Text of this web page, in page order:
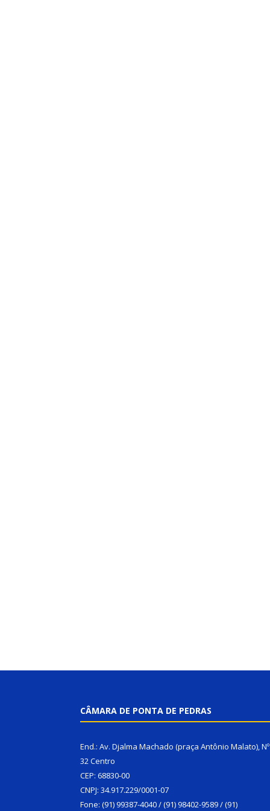
CÂMARA DE PONTA DE PEDRAS
End.: Av. Djalma Machado (praça Antônio Malato), Nº
32 Centro
CEP: 68830-00
CNPJ: 34.917.229/0001-07
Fone: (91) 99387-4040 / (91) 98402-9589 / (91)